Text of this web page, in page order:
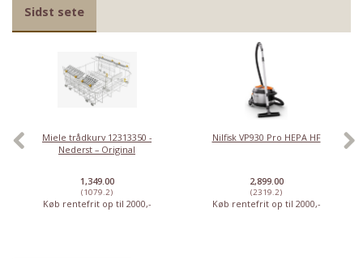
Sidst sete
Miele trådkurv 12313350 -
Nederst – Original
1,349.00
(1079.2)
Køb rentefrit op til 2000,-
Nilfisk VP930 Pro HEPA HF
2,899.00
(2319.2)
Køb rentefrit op til 2000,-